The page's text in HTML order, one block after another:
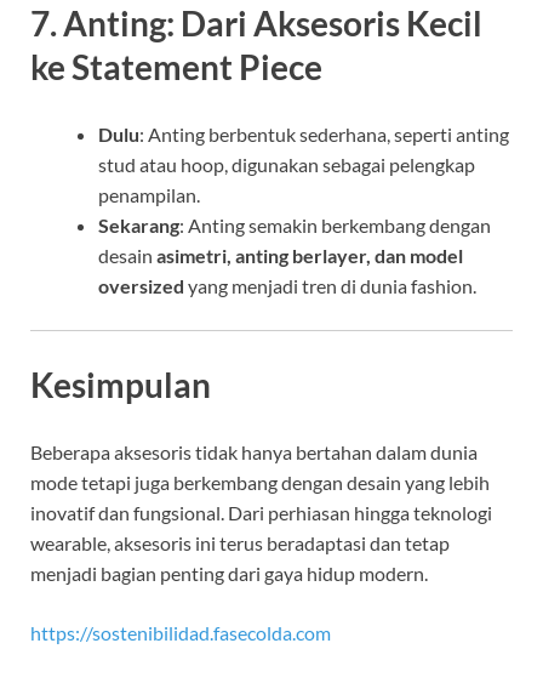
7. Anting: Dari Aksesoris Kecil
ke Statement Piece
Dulu: Anting berbentuk sederhana, seperti anting
stud atau hoop, digunakan sebagai pelengkap
penampilan.
Sekarang: Anting semakin berkembang dengan
desain asimetri, anting berlayer, dan model
oversized yang menjadi tren di dunia fashion.
Kesimpulan
Beberapa aksesoris tidak hanya bertahan dalam dunia
mode tetapi juga berkembang dengan desain yang lebih
inovatif dan fungsional. Dari perhiasan hingga teknologi
wearable, aksesoris ini terus beradaptasi dan tetap
menjadi bagian penting dari gaya hidup modern.
https://sostenibilidad.fasecolda.com